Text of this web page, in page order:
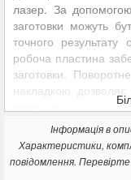
лазер. За допомогою
заготовки можуть
точного
робоча пластина
заготовки.
накладкою
Особливості:
Високоякісний
Вбудований лазер
Інформація в
Характеристики,
повідомлення.